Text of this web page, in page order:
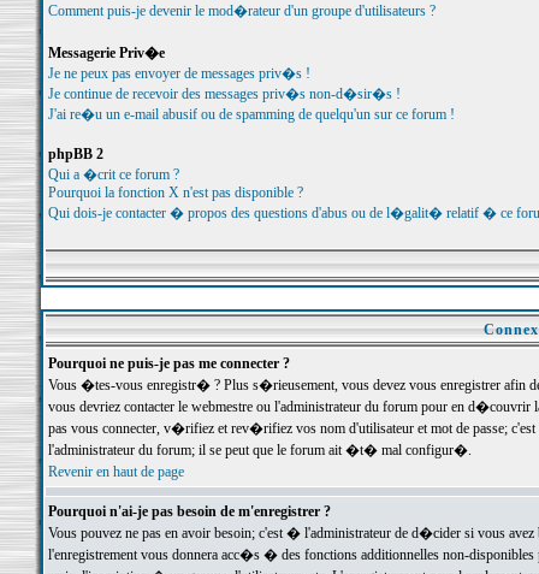
Comment puis-je devenir le mod�rateur d'un groupe d'utilisateurs ?
Messagerie Priv�e
Je ne peux pas envoyer de messages priv�s !
Je continue de recevoir des messages priv�s non-d�sir�s !
J'ai re�u un e-mail abusif ou de spamming de quelqu'un sur ce forum !
phpBB 2
Qui a �crit ce forum ?
Pourquoi la fonction X n'est pas disponible ?
Qui dois-je contacter � propos des questions d'abus ou de l�galit� relatif � ce
Pourquoi ne puis-je pas me connecter ?
Vous �tes-vous enregistr� ? Plus s�rieusement, vous devez vous enregistrer
vous devriez contacter le webmestre ou l'administrateur du forum pour en
pas vous connecter, v�rifiez et rev�rifiez vos nom d'utilisateur et mot de passe;
l'administrateur du forum; il se peut que le forum ait �t� mal configur�.
Revenir en haut de page
Pourquoi n'ai-je pas besoin de m'enregistrer ?
Vous pouvez ne pas en avoir besoin; c'est � l'administrateur de d�cider si vous
l'enregistrement vous donnera acc�s � des fonctions additionnelles non-